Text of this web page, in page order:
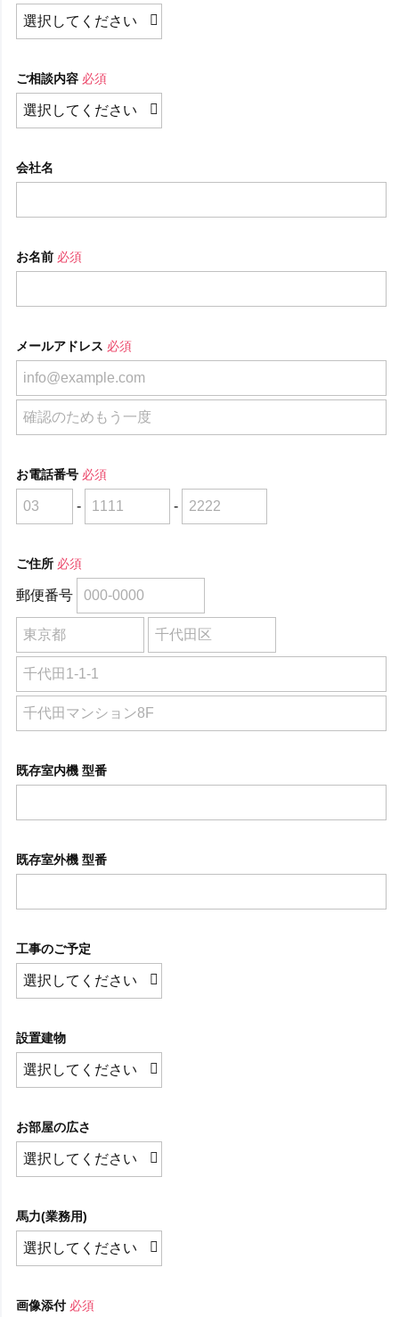
ご相談内容 必須
会社名
お名前 必須
メールアドレス 必須
お電話番号 必須
- -
ご住所 必須
郵便番号
既存室内機 型番
既存室外機 型番
工事のご予定
設置建物
お部屋の広さ
馬力(業務用)
画像添付 必須